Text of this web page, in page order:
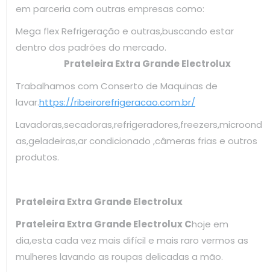
em parceria com outras empresas como:
Mega flex Refrigeração e outras,buscando estar
dentro dos padrões do mercado.
Prateleira Extra Grande Electrolux
Trabalhamos com Conserto de Maquinas de
lavar.https://ribeirorefrigeracao.com.br/
Lavadoras,secadoras,refrigeradores,freezers,microond
as,geladeiras,ar condicionado ,câmeras frias e outros
produtos.
Prateleira Extra Grande Electrolux
Prateleira Extra Grande Electrolux Choje em
dia,esta cada vez mais difícil e mais raro vermos as
mulheres lavando as roupas delicadas a mão.